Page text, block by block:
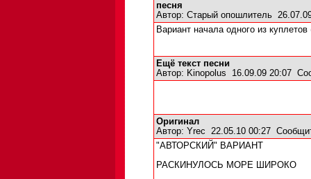
песня
Автор: Старый опошлитель
Вариант начала одного из
Ещё текст песни
Автор: Kinopolus 16.09.09 20:07
Оригинал
Автор: Yrec 22.05.10 00:27
"АВТОРСКИЙ" ВАРИАНТ
РАСКИНУЛОСЬ МОРЕ ШИРОКО